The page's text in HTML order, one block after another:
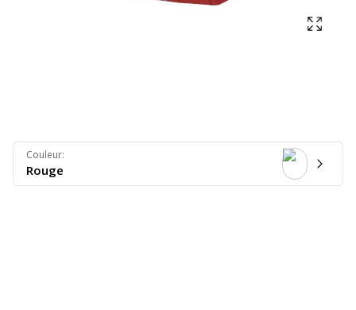
Couleur:
Rouge